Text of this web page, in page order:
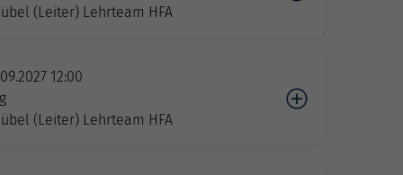
(Leiter) Lehrteam HFA
12:00
(Leiter) Lehrteam HFA